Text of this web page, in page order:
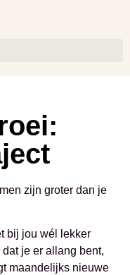
zijn groter dan je
bij jou wél lekker
je er allang bent,
maandelijks nieuwe